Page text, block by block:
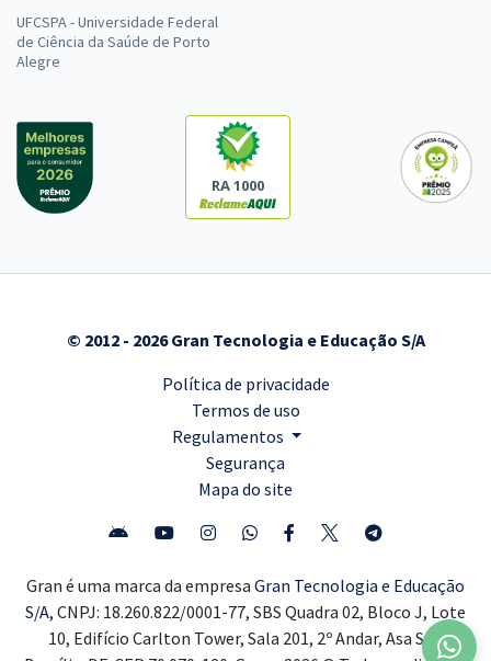
UFCSPA - Universidade Federal
de Ciência da Saúde de Porto
Alegre
RA 1000
© 2012 - 2026 Gran Tecnologia e Educação S/A
Política de privacidade
Termos de uso
Regulamentos
Segurança
Mapa do site
Gran é uma marca da empresa Gran Tecnologia e Educação
S/A, CNPJ: 18.260.822/0001-77, SBS Quadra 02, Bloco J, Lote
10, Edifício Carlton Tower, Sala 201, 2º Andar, Asa Sul,